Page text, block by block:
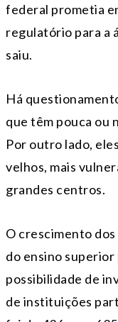
federal prometia
regulatório para a
saiu.
Há
que têm pouca ou
Por outro lado,
velhos, mais
grandes centros.
O crescimento
do ensino superior
possibilidade de
de instituições